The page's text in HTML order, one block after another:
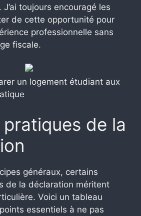
toujours encouragé les
de cette opportunité pour
professionnelle sans
fiscale.
de la
généraux, certains
de la déclaration méritent
Voici un tableau
essentiels à ne pas